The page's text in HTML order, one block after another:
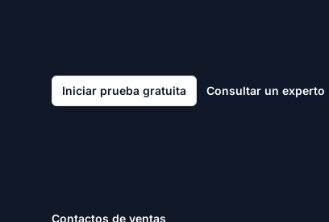
Iniciar prueba gratuita Consultar un experto
Contactos de ventas